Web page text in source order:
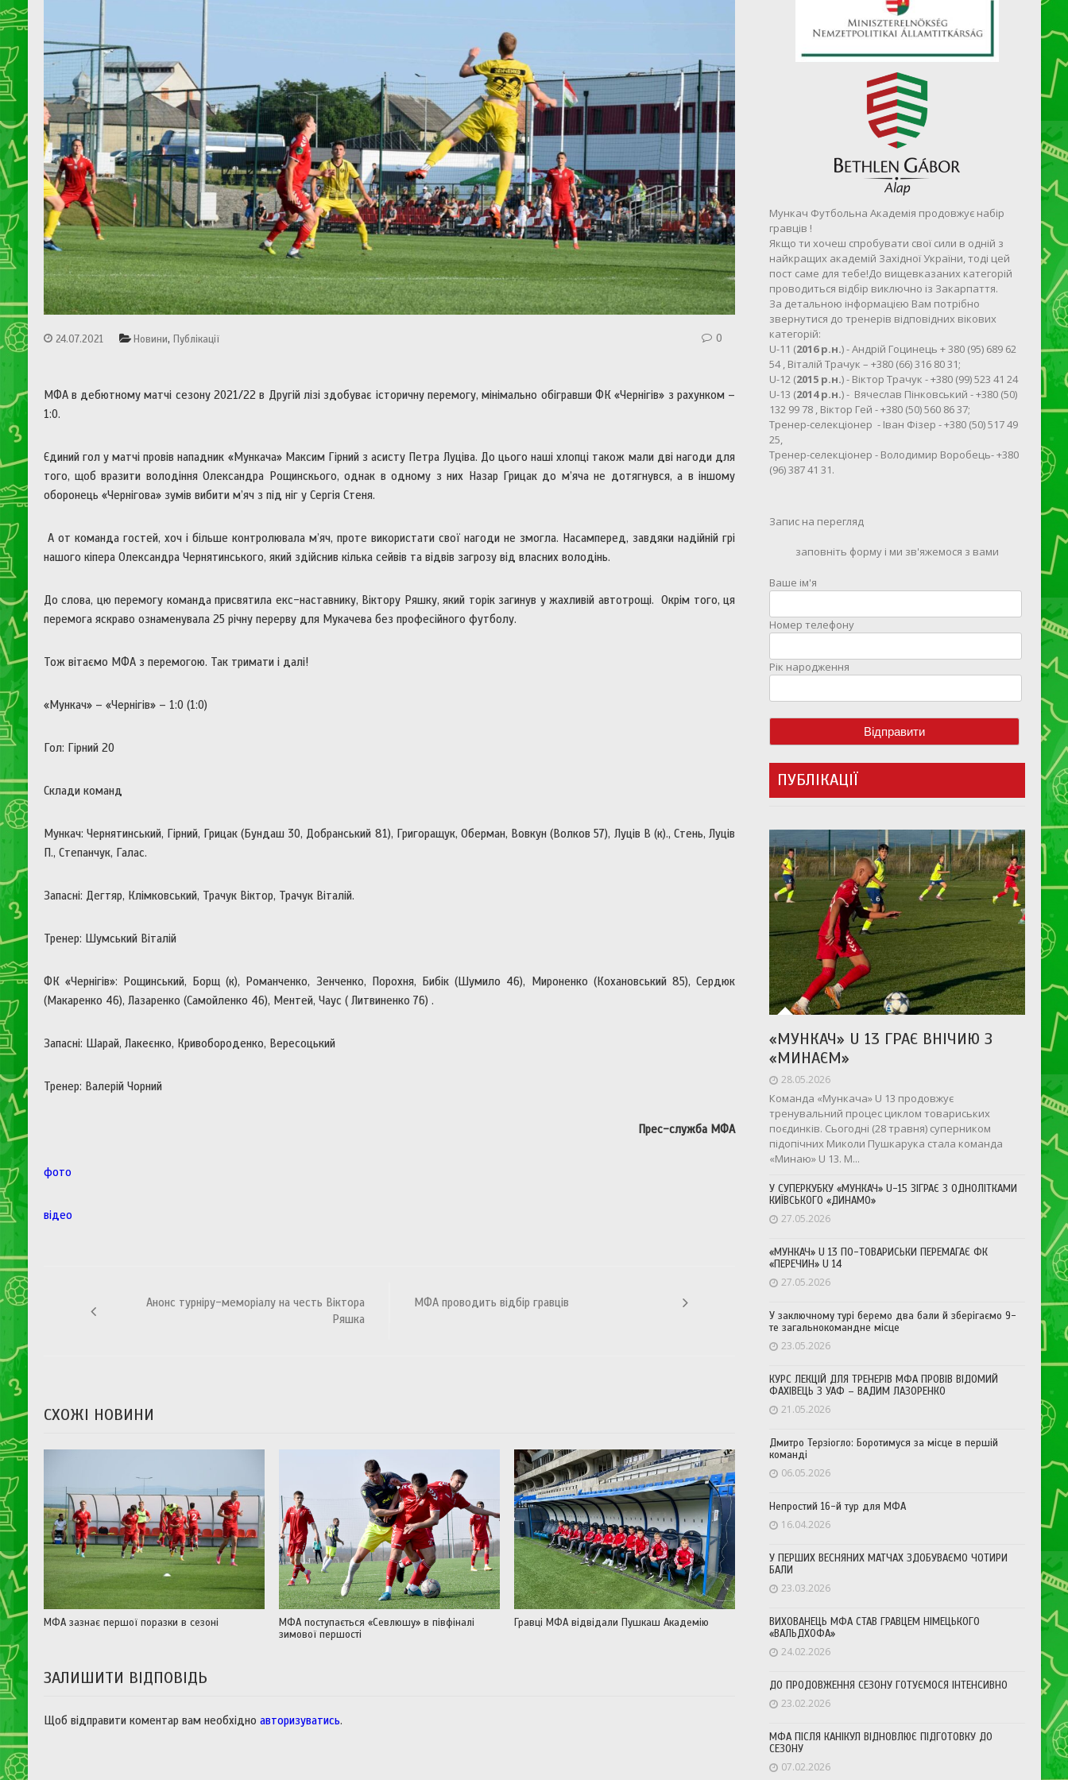
24.07.2021 Новини, Публікації 0
МФА в дебютному матчі сезону 2021/22 в Другій лізі здобуває історичну перемогу, мінімально обігравши ФК «Чернігів» з рахунком –
1:0.
Єдиний гол у матчі провів нападник «Мункача» Максим Гірний з асисту Петра Луціва. До цього наші хлопці також мали дві нагоди для
того, щоб вразити володіння Олександра Рощинскього, однак в одному з них Назар Грицак до м’яча не дотягнувся, а в іншому
оборонець «Чернігова» зумів вибити м’яч з під ніг у Сергія Стеня.
А от команда гостей, хоч і більше контролювала м’яч, проте використати свої нагоди не змогла. Насамперед, завдяки надійній грі
нашого кіпера Олександра Чернятинського, який здійснив кілька сейвів та відвів загрозу від власних володінь.
До слова, цю перемогу команда присвятила екс-наставнику, Віктору Ряшку, який торік загинув у жахливій автотрощі. Окрім того, ця
перемога яскраво ознаменувала 25 річну перерву для Мукачева без професійного футболу.
Тож вітаємо МФА з перемогою. Так тримати і далі!
«Мункач» – «Чернігів» – 1:0 (1:0)
Гол: Гірний 20
Склади команд
Мункач: Чернятинський, Гірний, Грицак (Бундаш 30, Добранський 81), Григоращук, Оберман, Вовкун (Волков 57), Луців В (к)., Стень, Луців
П., Степанчук, Галас.
Запасні: Дегтяр, Клімковський, Трачук Віктор, Трачук Віталій.
Тренер: Шумський Віталій
ФК «Чернігів»: Рощинський, Борщ (к), Романченко, Зенченко, Порохня, Бибік (Шумило 46), Мироненко (Кохановський 85), Сердюк
(Макаренко 46), Лазаренко (Самойленко 46), Ментей, Чаус ( Литвиненко 76) .
Запасні: Шарай, Лакеєнко, Кривобороденко, Вересоцький
Тренер: Валерій Чорний
Прес-служба МФА
фото
відео
записів
Анонс турніру-меморіалу на честь Віктора
Ряшка
МФА проводить відбір гравців
СХОЖІ НОВИНИ
МФА зазнає першої поразки в сезоні
МФА поступається «Севлюшу» в півфіналі
зимової першості
Гравці МФА відвідали Пушкаш Академію
ЗАЛИШИТИ ВІДПОВІДЬ
Щоб відправити коментар вам необхідно авторизуватись.
Мункач Футбольна Академія продовжує набір
гравців !
Якщо ти хочеш спробувати свої сили в одній з
найкращих академій Західної України, тоді цей
пост саме для тебе!До вищевказаних категорій
проводиться відбір виключно із Закарпаття.
За детальною інформацією Вам потрібно
звернутися до тренерів відповідних вікових
категорій:
U-11 (2016 р.н.) - Андрій Гоцинець + 380 (95) 689 62
54 , Віталій Трачук – +380 (66) 316 80 31;
U-12 (2015 р.н.) - Віктор Трачук - +380 (99) 523 41 24
U-13 (2014 р.н.) - Вячеслав Пінковський - +380 (50)
132 99 78 , Віктор Гей - +380 (50) 560 86 37;
Тренер-селекціонер - Іван Фізер - +380 (50) 517 49
25,
Тренер-селекціонер - Володимир Воробець- +380
(96) 387 41 31.
Запис на перегляд
заповніть форму і ми зв'яжемося з вами
Ваше ім'я
Номер телефону
Рік народження
ПУБЛІКАЦІЇ
«МУНКАЧ» U 13 ГРАЄ ВНІЧИЮ З
«МИНАЄМ»
28.05.2026
Команда «Мункача» U 13 продовжує
тренувальний процес циклом товариських
поєдинків. Сьогодні (28 травня) суперником
підопічних Миколи Пушкарука стала команда
«Минаю» U 13. М...
У СУПЕРКУБКУ «МУНКАЧ» U-15 ЗІГРАЄ З ОДНОЛІТКАМИ
КИЇВСЬКОГО «ДИНАМО»
27.05.2026
«МУНКАЧ» U 13 ПО-ТОВАРИСЬКИ ПЕРЕМАГАЄ ФК
«ПЕРЕЧИН» U 14
27.05.2026
У заключному турі беремо два бали й зберігаємо 9-
те загальнокомандне місце
23.05.2026
КУРС ЛЕКЦІЙ ДЛЯ ТРЕНЕРІВ МФА ПРОВІВ ВІДОМИЙ
ФАХІВЕЦЬ З УАФ – ВАДИМ ЛАЗОРЕНКО
21.05.2026
Дмитро Терзіогло: Боротимуся за місце в першій
команді
06.05.2026
Непростий 16-й тур для МФА
16.04.2026
У ПЕРШИХ ВЕСНЯНИХ МАТЧАХ ЗДОБУВАЄМО ЧОТИРИ
БАЛИ
23.03.2026
ВИХОВАНЕЦЬ МФА СТАВ ГРАВЦЕМ НІМЕЦЬКОГО
«ВАЛЬДХОФА»
24.02.2026
ДО ПРОДОВЖЕННЯ СЕЗОНУ ГОТУЄМОСЯ ІНТЕНСИВНО
23.02.2026
МФА ПІСЛЯ КАНІКУЛ ВІДНОВЛЮЄ ПІДГОТОВКУ ДО
СЕЗОНУ
07.02.2026